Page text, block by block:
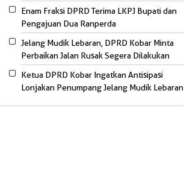
Enam Fraksi DPRD Terima LKPJ Bupati dan
Pengajuan Dua Ranperda
Jelang Mudik Lebaran, DPRD Kobar Minta
Perbaikan Jalan Rusak Segera Dilakukan
Ketua DPRD Kobar Ingatkan Antisipasi
Lonjakan Penumpang Jelang Mudik Lebaran